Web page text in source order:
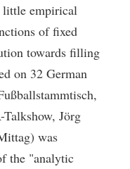
little empirical
of fixed
towards filling
on 32 German
Jörg
was
the "analytic